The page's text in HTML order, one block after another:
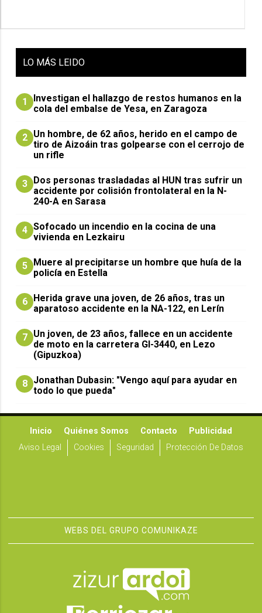
LO MÁS LEIDO
1
Investigan el hallazgo de restos humanos en la
cola del embalse de Yesa, en Zaragoza
2 Un hombre, de 62 años, herido en el campo de
tiro de Aizoáin tras golpearse con el cerrojo de
un rifle
3
​Dos personas trasladadas al HUN tras sufrir un
accidente por colisión frontolateral en la N-
240-A en Sarasa
4 Sofocado un incendio en la cocina de una
vivienda en Lezkairu
5
Muere al precipitarse un hombre que huía de la
policía en Estella
6
Herida grave una joven, de 26 años, tras un
aparatoso accidente en la NA-122, en Lerín
7 Un joven, de 23 años, fallece en un accidente
de moto en la carretera GI-3440, en Lezo
(Gipuzkoa)
8 Jonathan Dubasin: "Vengo aquí para ayudar en
todo lo que pueda"
Inicio Quiénes Somos Contacto
Publicidad
Aviso Legal
Cookies Seguridad Protección De Datos
WEBS DEL GRUPO COMUNIKAZE